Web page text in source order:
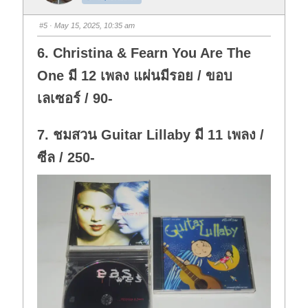
m
b
d
o
n
m
b
u
p
#5 · May 15, 2025, 10:35 am
6. Christina & Fearn You Are The
One มี 12 เพลง แผ่นมีรอย / ขอบ
เลเซอร์ / 90-
7. ชมสวน Guitar Lillaby มี 11 เพลง /
ซีล / 250-